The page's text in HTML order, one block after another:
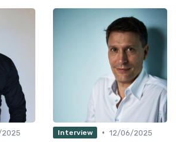
Interview • 12/06/2025